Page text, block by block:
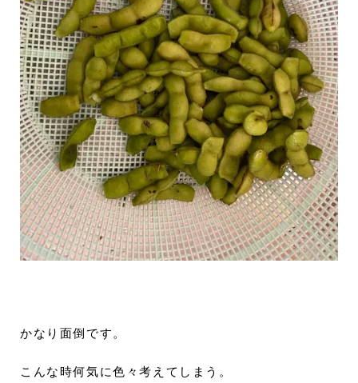
かなり面倒です。
こんな時何気に色々考えてしまう。